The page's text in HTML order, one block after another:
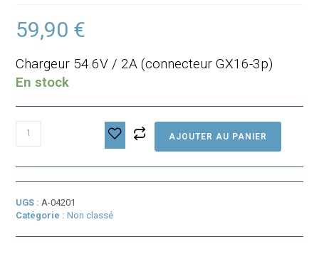
59,90 €
Chargeur 54.6V / 2A (connecteur GX16-3p)
En stock
54.6V
/
(GX16-
3p)
AJOUTER AU PANIER
UGS : A-04201
Catégorie :Non classé